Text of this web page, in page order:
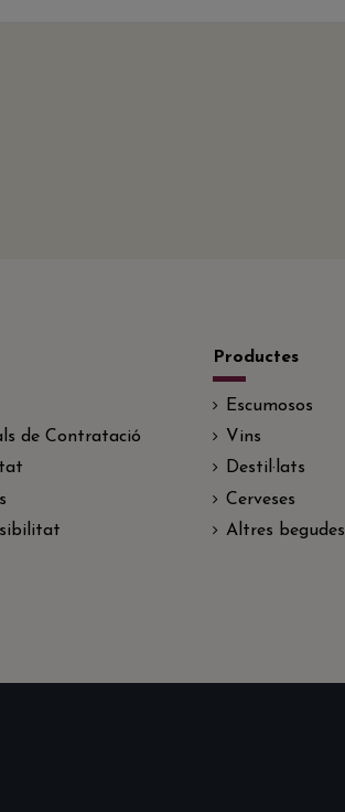
de Contratació
Productes
Escumosos
Vins
Destil·lats
Cerveses
Altres begudes